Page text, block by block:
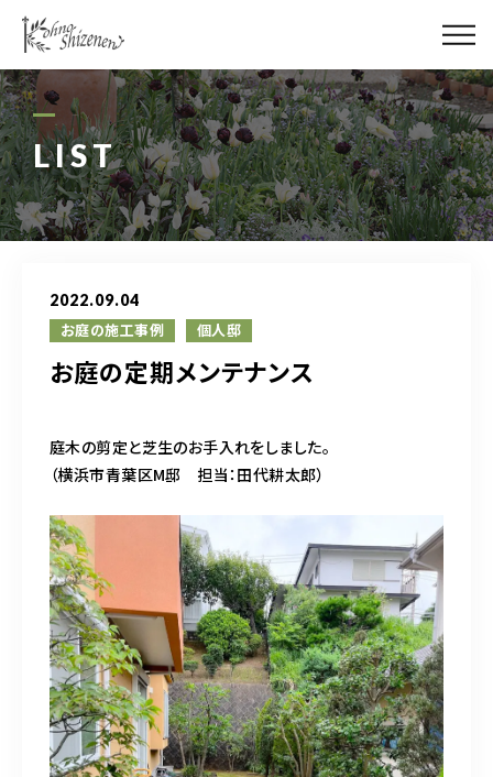
LIST
2022.09.04
お庭の施工事例 個人邸
お庭の定期メンテナンス
庭木の剪定と芝生のお手入れをしました。
（横浜市青葉区M邸 担当：田代耕太郎）
メディア
街の緑化
造園施工
講座予約カレンダー
ネットショップ
YouTube
070-5587-2973
営業時間 10：00～16：00
お問い合わせはこちら